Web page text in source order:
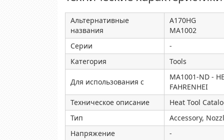
Альтернативные
названия
A170HG
MA1002
Серии
-
Категория
Tools
Для использования с
MA1001-ND -
FAHRENHEI
Техническое описание
Heat Tool
Тип
Accessory,
Напряжение
-